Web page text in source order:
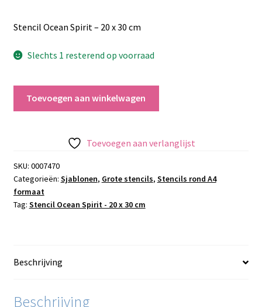
Stencil Ocean Spirit – 20 x 30 cm
Slechts 1 resterend op voorraad
x
30
cm
aantal
Toevoegen aan winkelwagen
Toevoegen aan verlanglijst
SKU: 0007470
Categorieën: Sjablonen, Grote stencils, Stencils rond A4
formaat
Tag: Stencil Ocean Spirit - 20 x 30 cm
Beschrijving
Beschrijving